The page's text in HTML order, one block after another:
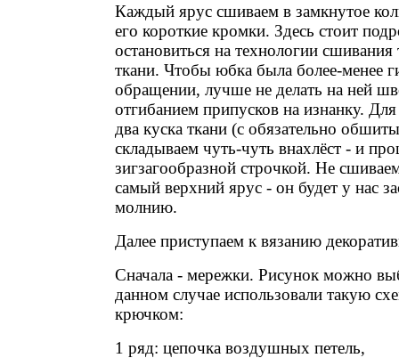
Каждый ярус сшиваем в замкнутое
его короткие кромки. Здесь стоит
остановиться на технологии сшивания
ткани. Чтобы юбка была более-менее
обращении, лучше не делать на ней
отгибанием припусков на изнанку.
два куска ткани (с обязательно
складываем чуть-чуть внахлёст - и
зигзагообразной строчкой. Не
самый верхний ярус - он будет у нас
молнию.
Далее приступаем к вязанию
Сначала - мережки. Рисунок можно
данном случае использовали такую
крючком:
1 ряд: цепочка воздушных петель,